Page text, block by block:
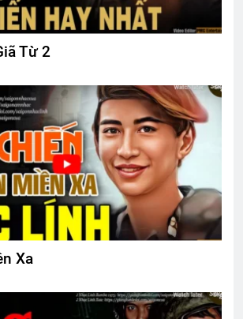
3 Years Ago
2 Years Ago
Nơi đầu đời dạy tôi yêu Tổ Quốc
3 Years Ago
Vietnam War
2 Years Ago
THẦN ÁI TÌNH (Lỗ Tấn)
3 Years Ago
Ủng hộ Đại Hội Đoàn Kết Võ Bị Toàn
Cầu 2024
Từ 2
Xa